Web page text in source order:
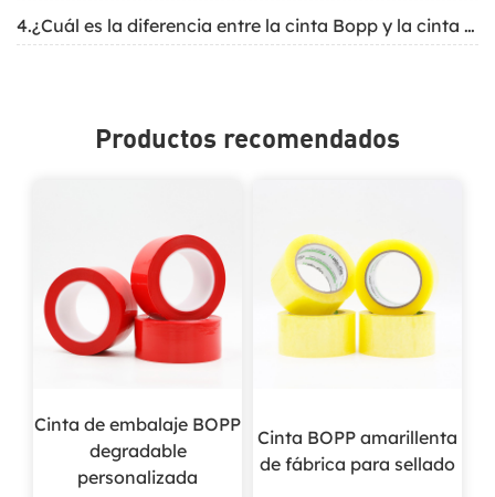
4.¿Cuál es la diferencia entre la cinta Bopp y la cinta PVC?
Productos recomendados
Cinta de embalaje BOPP
degradable
personalizada
Cinta BOPP amarillenta
de fábrica para sellado